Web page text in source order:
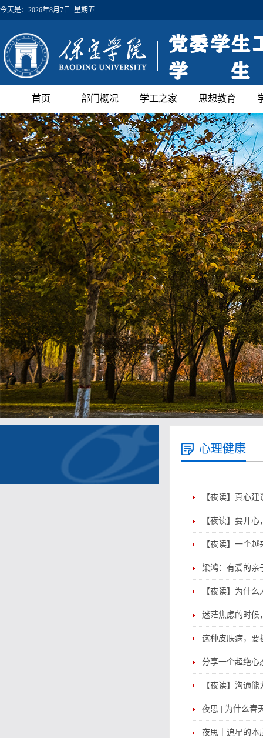
今天是： 2026年8月7日 星期五
首页 部门概况 学工之家 思想教育
心理健康
【夜读】真心
【夜读】要开
【夜读】一个
梁鸿：有爱的亲
【夜读】为什
迷茫焦虑的时候
这种皮肤病，要
分享一个超绝心
【夜读】沟通
夜思 | 为什么春
夜思｜追星的本